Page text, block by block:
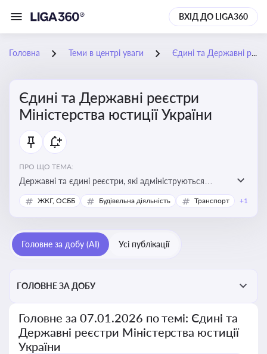
ВХІД ДО LIGA360
Головна Теми в центрі уваги Єдині та Державні реєстри Міністерства юстиції України
Єдині та Державні реєстри
Міністерства юстиції України
ПРО ЩО ТЕМА:
Державні та єдині реєстри, які адмініструються
Мінюстом України, і є ключовими інструментами для
юридичного захисту, ідентифікації прав, та
сімейних та майнових відносин
ЖКГ, ОСББ Будівельна діяльність Транспорт +1
Головне за добу (AI) Усі публікації
ГОЛОВНЕ ЗА ДОБУ
Головне за 07.01.2026 по темі: Єдині та
Державні реєстри Міністерства юстиції
України